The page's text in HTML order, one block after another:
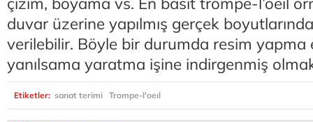
duvar üzerine yapılmış gerçek
verilebilir. Böyle bir durumda resim
yanılsama yaratma işine indirgenmiş
Etiketler: sanat terimi Trompe-l'oeıl